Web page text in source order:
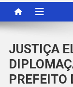
JUSTIÇA
PREFEITO